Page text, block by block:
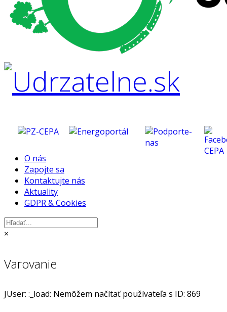
O nás
Zapojte sa
Kontaktujte nás
Aktuality
GDPR & Cookies
×
Varovanie
JUser: :_load: Nemôžem načítať používateľa s ID: 869